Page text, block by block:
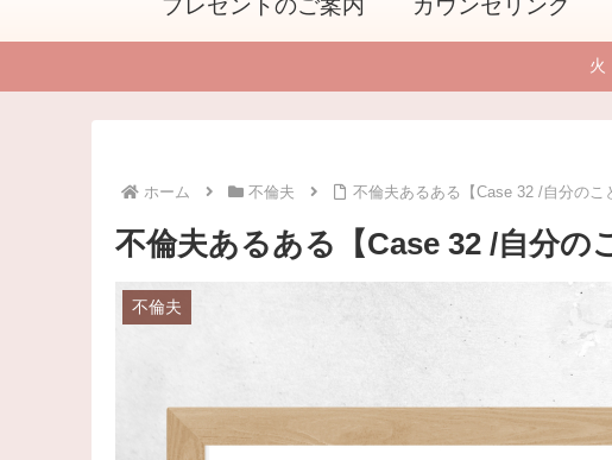
プレゼントのご案内 カウンセリング
火
ホーム 不倫夫 不倫夫あるある【Case 32 /自分のこ
不倫夫あるある【Case 32 /自分の
不倫夫